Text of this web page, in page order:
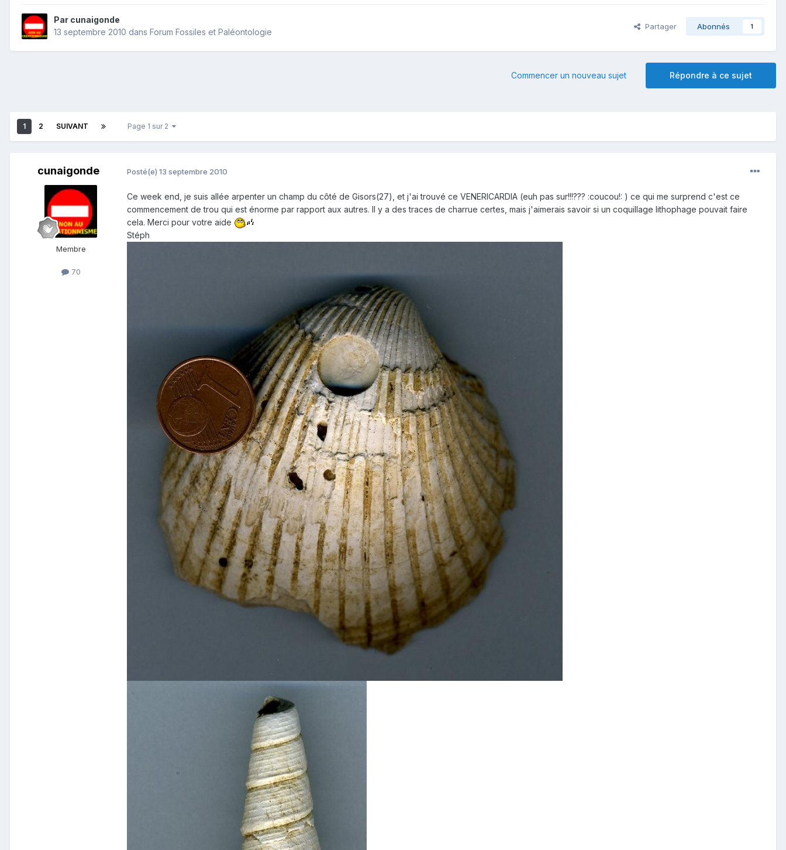
Par cunaigonde
13 septembre 2010 dans Forum Fossiles et Paléontologie
Partager Abonnés 1
Répondre à ce sujet
Commencer un nouveau sujet
1 2 SUIVANT Page 1 sur 2
cunaigonde
Membre
70
Posté(e) 13 septembre 2010
Ce week end, je suis allée arpenter un champ du côté de Gisors(27), et j'ai trouvé ce VENERICARDIA (euh pas sur!!!??? :coucou!: ) ce qui me surprend c'est ce
commencement de trou qui est énorme par rapport aux autres. Il y a des traces de charrue certes, mais j'aimerais savoir si un coquillage lithophage pouvait faire
cela. Merci pour votre aide
Stéph